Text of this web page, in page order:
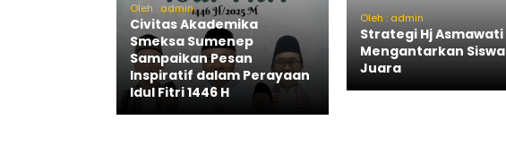
Oleh : admin
Civitas Akademika
Smeksa Sumenep
Sampaikan Pesan
Inspiratif dalam Perayaan
Idul Fitri 1446 H
Oleh : admin
Strategi Hj Asmawati
Mengantarkan Siswa
Juara